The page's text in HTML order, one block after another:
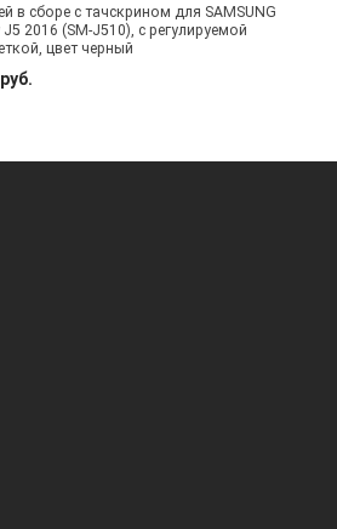
в сборе с тачскрином для SAMSUNG
J5 2016 (SM-J510), с регулируемой
цвет черный